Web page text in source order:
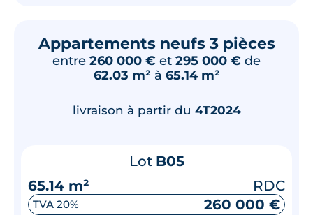
Appartements neufs 3 pièces
entre 260 000 € et 295 000 € de
62.03 m² à 65.14 m²
livraison à partir du 4T2024
Lot B05
65.14 m²
RDC
TVA 20% 260 000 €